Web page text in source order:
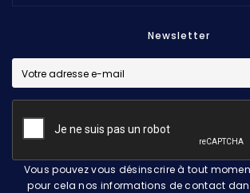
Newsletter
Vous pouvez vous désinscrire à tout
pour cela nos informations de contact